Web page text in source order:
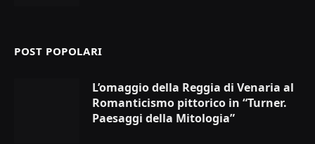
POST POPOLARI
L’omaggio della Reggia di Venaria al
Romanticismo pittorico in “Turner.
Paesaggi della Mitologia”